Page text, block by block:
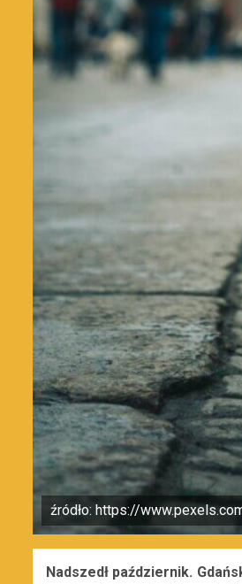
źródło: https://
Nadszedł październik.